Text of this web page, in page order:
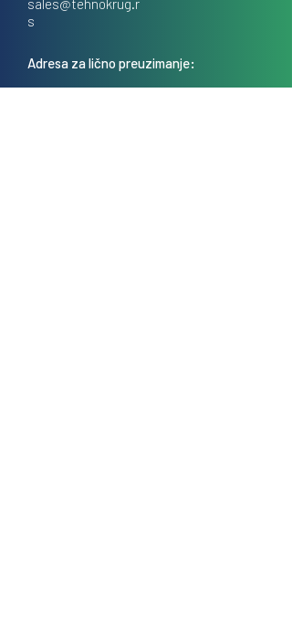
sales@tehnokrug.r
s
Adresa za lično preuzimanje: